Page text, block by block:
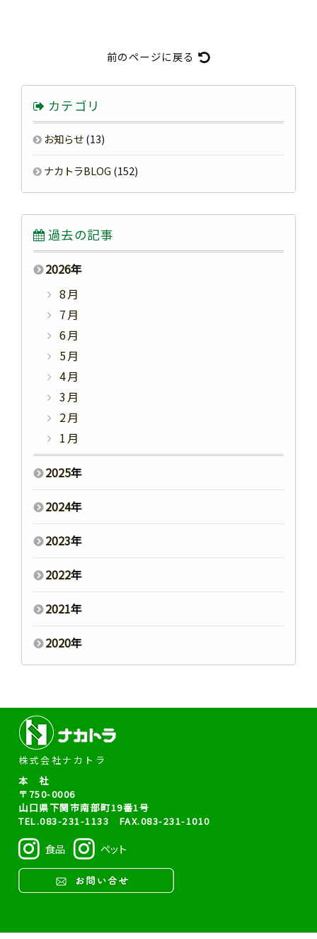
前のページに戻る
カテゴリ
お知らせ(13)
ナカトラBLOG (152)
過去の記事
2026年
8月
7月
6月
5月
4月
3月
2月
1月
2025年
2024年
2023年
2022年
2021年
2020年
株式会社ナカトラ
本 社
〒750-0006
山口県下関市南部町19番1号
TEL.083-231-1133 FAX.083-231-1010
食品 ペット